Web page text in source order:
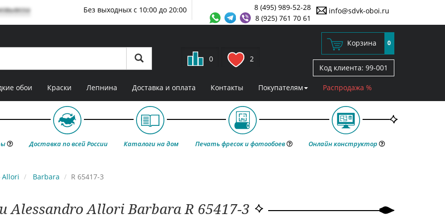
info@sdvk-oboi.ru
8 (495) 989-52-28
8 (925) 761 70 61
Без выходных с 10:00 до 20:00
0 2
Корзина 0
Код клиента: 99-001
обои Краски Лепнина Доставка и оплата Контакты Покупателям Распродажа %
Доставка по всей России Каталоги на дом Печать фресок и фотообоев Онлайн конструктор
Allori Barbara R 65417-3
Alessandro Allori Barbara R 65417-3